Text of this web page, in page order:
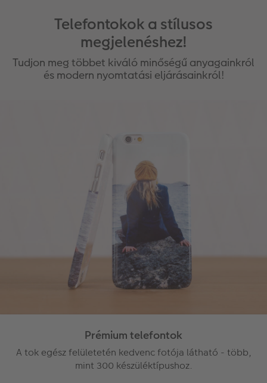
Telefontokok a stílusos
megjelenéshez!
Tudjon meg többet kiváló minőségű anyagainkról
és modern nyomtatási eljárásainkról!
Prémium telefontok
A tok egész felületetén kedvenc fotója látható - több,
mint 300 készüléktípushoz.